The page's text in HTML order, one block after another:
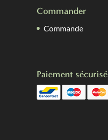
Commander
Commande
Paiement sécurisé